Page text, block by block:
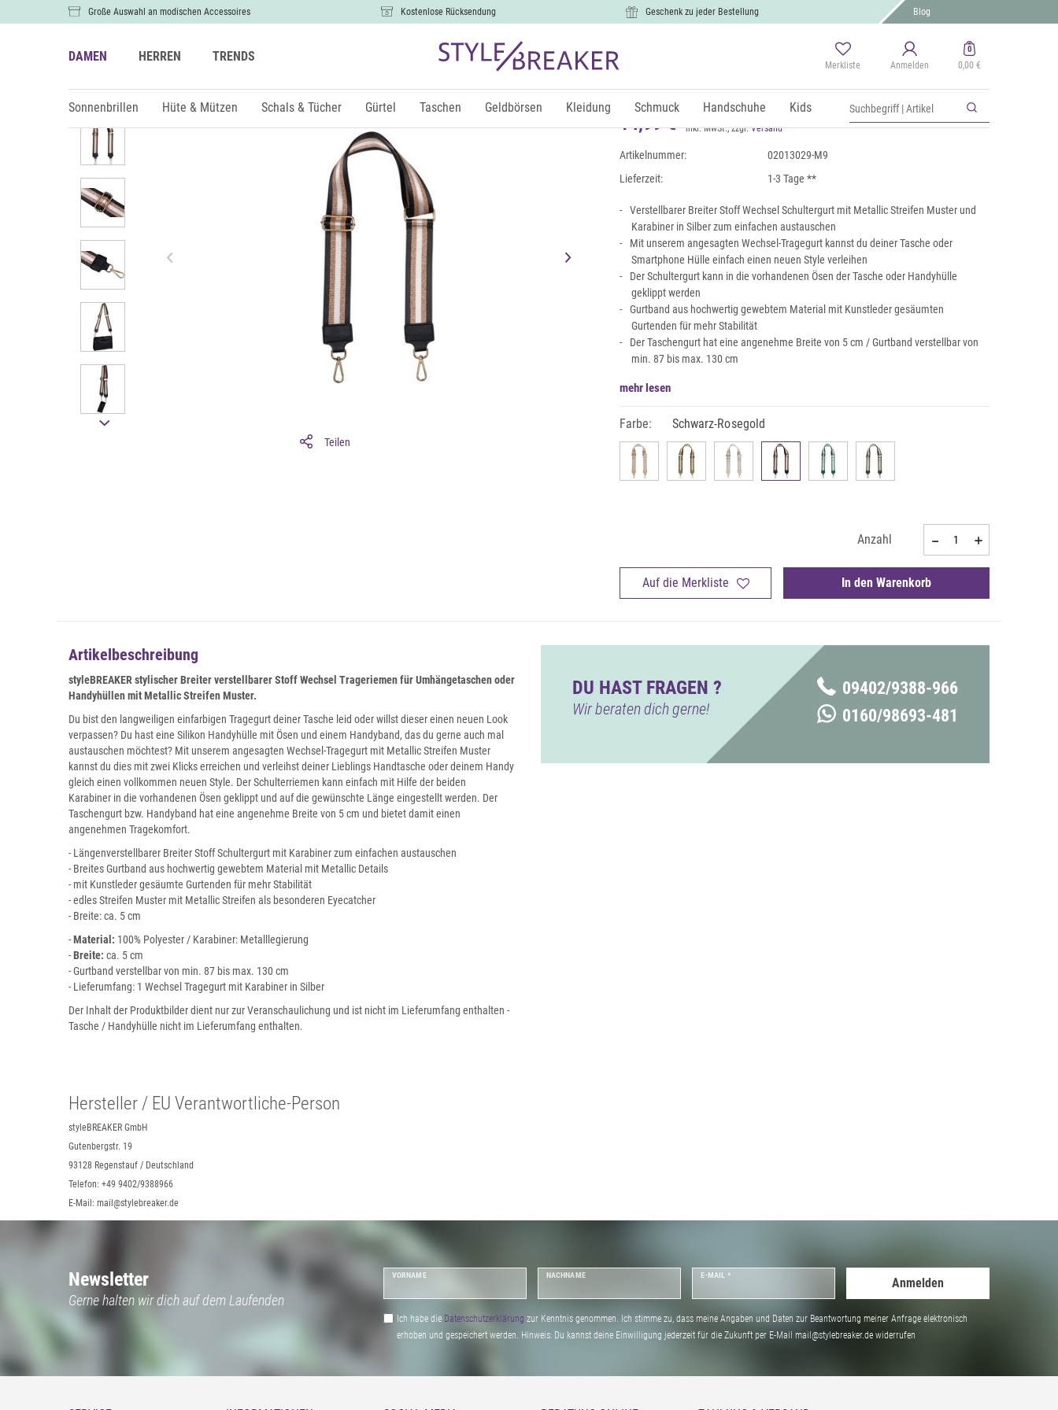
Große Auswahl an modischen Accessoires Kostenlose Rücksendung Geschenk zu jeder Bestellung Blog
DAMEN HERREN TRENDS
Merkliste Anmelden
0
0,00 €
Sonnenbrillen Hüte & Mützen Schals & Tücher Gürtel Taschen Geldbörsen Kleidung Schmuck Handschuhe Kids
Teilen
Breiter Wechsel Taschengurt Metallic Streifen
Muster
14,99 €
inkl. MwSt., zzgl.Versand
Artikelnummer:
02013029-M9
Lieferzeit:
1-3 Tage **
Verstellbarer Breiter Stoff Wechsel Schultergurt mit Metallic Streifen Muster und
Karabiner in Silber zum einfachen austauschen
Mit unserem angesagten Wechsel-Tragegurt kannst du deiner Tasche oder
Smartphone Hülle einfach einen neuen Style verleihen
Der Schultergurt kann in die vorhandenen Ösen der Tasche oder Handyhülle
geklippt werden
Gurtband aus hochwertig gewebtem Material mit Kunstleder gesäumten
Gurtenden für mehr Stabilität
Der Taschengurt hat eine angenehme Breite von 5 cm / Gurtband verstellbar von
min. 87 bis max. 130 cm
mehr lesen
Farbe: Schwarz-Rosegold
Anzahl
Auf die Merkliste In den Warenkorb
Artikelbeschreibung
styleBREAKER stylischer Breiter verstellbarer Stoff Wechsel Trageriemen für Umhängetaschen oder
Handyhüllen mit Metallic Streifen Muster.
Du bist den langweiligen einfarbigen Tragegurt deiner Tasche leid oder willst dieser einen neuen Look
verpassen? Du hast eine Silikon Handyhülle mit Ösen und einem Handyband, das du gerne auch mal
austauschen möchtest? Mit unserem angesagten Wechsel-Tragegurt mit Metallic Streifen Muster
kannst du dies mit zwei Klicks erreichen und verleihst deiner Lieblings Handtasche oder deinem Handy
gleich einen vollkommen neuen Style. Der Schulterriemen kann einfach mit Hilfe der beiden
Karabiner in die vorhandenen Ösen geklippt und auf die gewünschte Länge eingestellt werden. Der
Taschengurt bzw. Handyband hat eine angenehme Breite von 5 cm und bietet damit einen
angenehmen Tragekomfort.
- Längenverstellbarer Breiter Stoff Schultergurt mit Karabiner zum einfachen austauschen
- Breites Gurtband aus hochwertig gewebtem Material mit Metallic Details
- mit Kunstleder gesäumte Gurtenden für mehr Stabilität
- edles Streifen Muster mit Metallic Streifen als besonderen Eyecatcher
- Breite: ca. 5 cm
-Material: 100% Polyester / Karabiner: Metalllegierung
-Breite: ca. 5 cm
- Gurtband verstellbar von min. 87 bis max. 130 cm
- Lieferumfang: 1 Wechsel Tragegurt mit Karabiner in Silber
Der Inhalt der Produktbilder dient nur zur Veranschaulichung und ist nicht im Lieferumfang enthalten -
Tasche / Handyhülle nicht im Lieferumfang enthalten.
DU HAST FRAGEN ?
Wir beraten dich gerne!
09402/9388-966
0160/98693-481
Hersteller / EU Verantwortliche-Person
styleBREAKER GmbH
Gutenbergstr. 19
93128 Regenstauf / Deutschland
Telefon: +49 9402/9388966
E-Mail: mail@stylebreaker.de
Newsletter
Gerne halten wir dich auf dem Laufenden
VORNAME NACHNAME E-MAIL *
Anmelden
Ich habe die Daten­schutz­erklärung zur Kenntnis genommen. Ich stimme zu, dass meine Angaben und Daten zur Beantwortung meiner Anfrage elektronisch
erhoben und gespeichert werden. Hinweis: Du kannst deine Einwilligung jederzeit für die Zukunft per E-Mail mail@stylebreaker.de widerrufen